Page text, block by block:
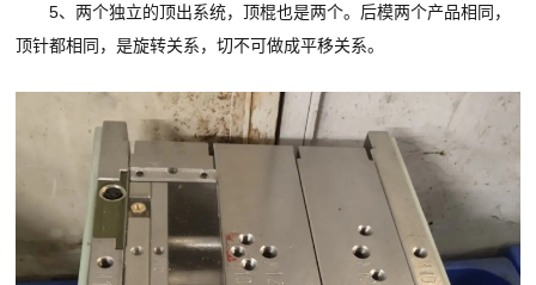
5、两个独立的顶出系统，顶棍也是两个。后模两个产品相同，
顶针都相同，是旋转关系，切不可做成平移关系。